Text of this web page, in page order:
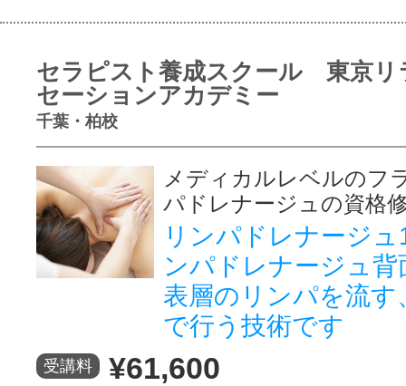
セラピスト養成スクール 東京リ
セーションアカデミー
千葉・柏校
メディカルレベルのフ
パドレナージュの資格
リンパドレナージ
ンパドレナージュ背
表層のリンパを流す
で行う技術です
受講料 ¥61,600